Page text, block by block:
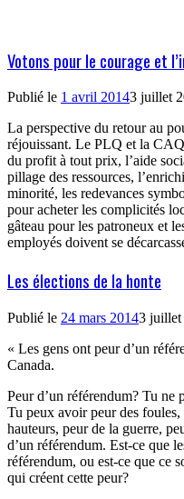
Votons pour le courage et
Publié le 1 avril 20143 juillet
La perspective du retour au
réjouissant. Le PLQ et la
du profit à tout prix, l’aide
pillage des ressources,
minorité, les redevances
pour acheter les complicités
gâteau pour les patroneux et
employés doivent se
Les élections de la honte
Publié le 24 mars 20143 juillet
« Les gens ont peur d’un
Canada.
Peur d’un référendum? Tu ne
Tu peux avoir peur des foules,
hauteurs, peur de la guerre,
d’un référendum. Est-ce que
référendum, ou est-ce que ce
qui créent cette peur?